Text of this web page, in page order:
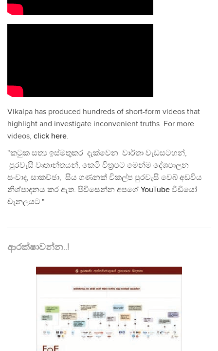
Vikalpa has produced hundreds of short-form videos that
highlight and investigate inconvenient truths. For more
videos, click here.
"කටුක සත්‍ය ඉස්මතුකර දැක්වෙන වාර්තා වැඩසටහන්,
පුරවැසි වෘතාන්තයන්, කෙටි චිත්‍රපට මෙන්ම දේශපාලන
සංවාද, සාකච්ඡා, සිය ගණනක් විකල්ප පුරවැසි වෙබ් අඩවිය
නිශ්පාදනය කර ඇත. පිවිසෙන්න අපගේ YouTube වීඩියෝ
චැනලයට."
ආරක්ෂාවන්න..!